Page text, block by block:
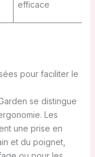
efficace
pour faciliter le
se distingue
Les
une prise en
et du poignet,